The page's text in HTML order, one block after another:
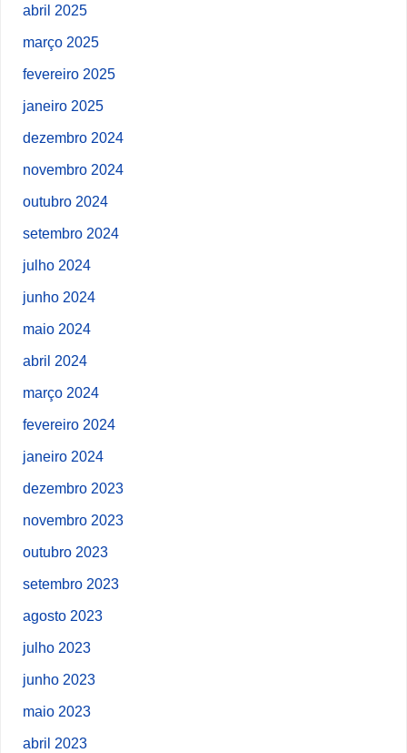
abril 2025
março 2025
fevereiro 2025
janeiro 2025
dezembro 2024
novembro 2024
outubro 2024
setembro 2024
julho 2024
junho 2024
maio 2024
abril 2024
março 2024
fevereiro 2024
janeiro 2024
dezembro 2023
novembro 2023
outubro 2023
setembro 2023
agosto 2023
julho 2023
junho 2023
maio 2023
abril 2023